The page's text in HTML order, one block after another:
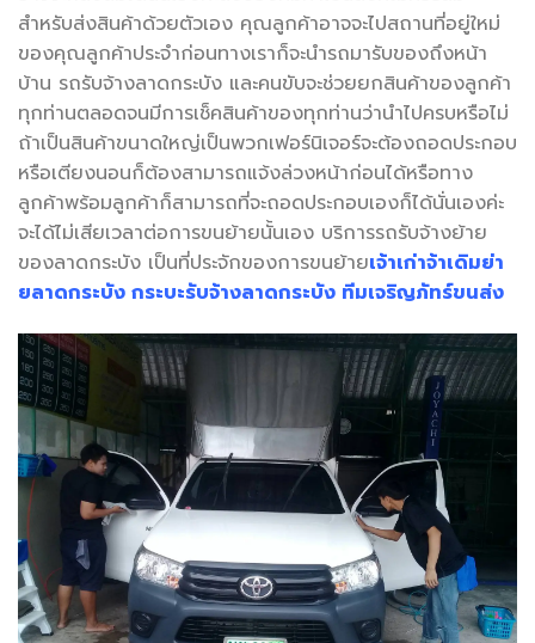
สำหรับส่งสินค้าด้วยตัวเอง คุณลูกค้าอาจจะไปสถานที่อยู่ใหม่
ของคุณลูกค้าประจำก่อนทางเราก็จะนำรถมารับของถึงหน้า
บ้าน รถรับจ้างลาดกระบัง และคนขับจะช่วยยกสินค้าของลูกค้า
ทุกท่านตลอดจนมีการเช็คสินค้าของทุกท่านว่านำไปครบหรือไม่
ถ้าเป็นสินค้าขนาดใหญ่เป็นพวกเฟอร์นิเจอร์จะต้องถอดประกอบ
หรือเตียงนอนก็ต้องสามารถแจ้งล่วงหน้าก่อนได้หรือทาง
ลูกค้าพร้อมลูกค้าก็สามารถที่จะถอดประกอบเองก็ได้นั่นเองค่ะ
จะได้ไม่เสียเวลาต่อการขนย้ายนั้นเอง บริการรถรับจ้างย้าย
ของลาดกระบัง เป็นที่ประจักของการขนย้ายเจ้าเก่าจ้าเดิมย่า
ยลาดกระบัง กระบะรับจ้างลาดกระบัง ทีมเจริญภัทร์ขนส่ง